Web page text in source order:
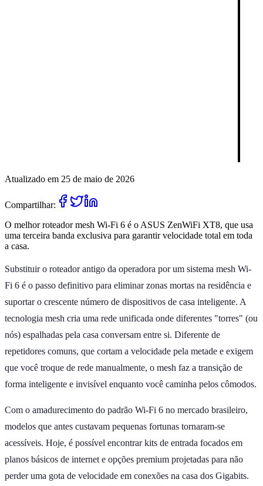
Atualizado em 25 de maio de 2026
Compartilhar:
O melhor roteador mesh Wi-Fi 6 é o ASUS ZenWiFi XT8, que usa
uma terceira banda exclusiva para garantir velocidade total em toda
a casa.
Substituir o roteador antigo da operadora por um sistema mesh Wi-
Fi 6 é o passo definitivo para eliminar zonas mortas na residência e
suportar o crescente número de dispositivos de casa inteligente. A
tecnologia mesh cria uma rede unificada onde diferentes "torres" (ou
nós) espalhadas pela casa conversam entre si. Diferente de
repetidores comuns, que cortam a velocidade pela metade e exigem
que você troque de rede manualmente, o mesh faz a transição de
forma inteligente e invisível enquanto você caminha pelos cômodos.
Com o amadurecimento do padrão Wi-Fi 6 no mercado brasileiro,
modelos que antes custavam pequenas fortunas tornaram-se
acessíveis. Hoje, é possível encontrar kits de entrada focados em
planos básicos de internet e opções premium projetadas para não
perder uma gota de velocidade em conexões na casa dos Gigabits.